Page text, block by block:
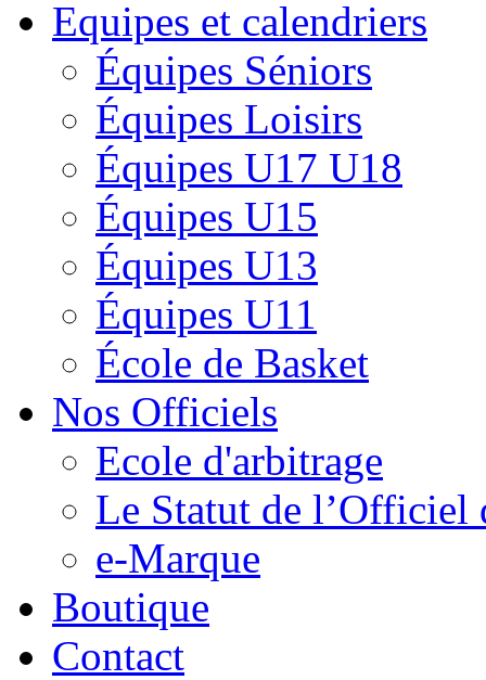
Equipes et calendriers
Équipes Séniors
Équipes Loisirs
Équipes U17 U18
Équipes U15
Équipes U13
Équipes U11
École de Basket
Nos Officiels
Ecole d'arbitrage
Le Statut de l’Officiel
e-Marque
Boutique
Contact